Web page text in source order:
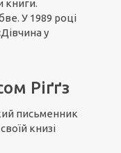
книги.
У 1989 році
у
Ріґґз
письменник
книзі